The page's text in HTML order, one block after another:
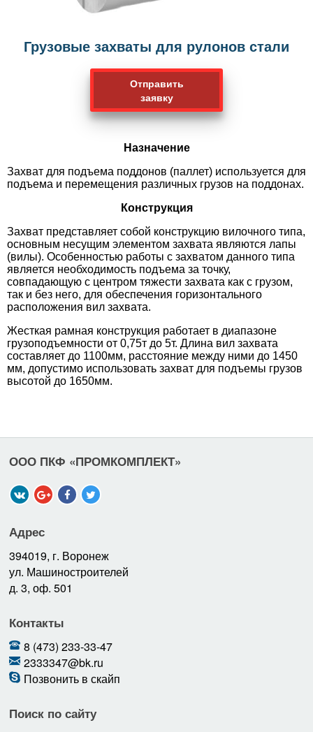
Грузовые захваты для рулонов стали
Отправить
заявку
Назначение
Захват для подъема поддонов (паллет) используется для
подъема и перемещения различных грузов на поддонах.
Конструкция
Захват представляет собой конструкцию вилочного типа,
основным несущим элементом захвата являются лапы
(вилы). Особенностью работы с захватом данного типа
является необходимость подъема за точку,
совпадающую с центром тяжести захвата как с грузом,
так и без него, для обеспечения горизонтального
расположения вил захвата.
Жесткая рамная конструкция работает в диапазоне
грузоподъемности от 0,75т до 5т. Длина вил захвата
составляет до 1100мм, расстояние между ними до 1450
мм, допустимо использовать захват для подъемы грузов
высотой до 1650мм.
ООО ПКФ «ПРОМКОМПЛЕКТ»
Адрес
394019, г. Воронеж
ул. Машиностроителей
д. 3, оф. 501
Контакты
8 (473) 233-33-47
2333347@bk.ru
Позвонить в скайп
Поиск по сайту